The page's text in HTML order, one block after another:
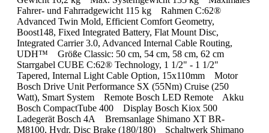
Fahrer- und Fahrradgewicht 115 kg Rahmen C:62®
Advanced Twin Mold, Efficient Comfort Geometry,
Boost148, Fixed Integrated Battery, Flat Mount Disc,
Integrated Carrier 3.0, Advanced Internal Cable Routing,
UDH™ Größe Classic: 50 cm, 54 cm, 58 cm, 62 cm
Starrgabel CUBE C:62® Technology, 1 1/2" - 1 1/2"
Tapered, Internal Light Cable Option, 15x110mm Motor
Bosch Drive Unit Performance SX (55Nm) Cruise (250
Watt), Smart System Remote Bosch LED Remote Akku
Bosch CompactTube 400 Display Bosch Kiox 500
Ladegerät Bosch 4A Bremsanlage Shimano XT BR-
M8100, Hydr. Disc Brake (180/180) Schaltwerk Shimano